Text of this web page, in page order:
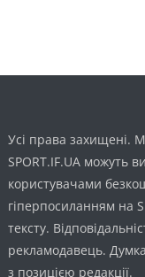
Усі права захищені.
SPORT.IF.UA можуть
користувачами
гіперпосиланням на
тексту.
рекламодавець.
з позицією редакції.